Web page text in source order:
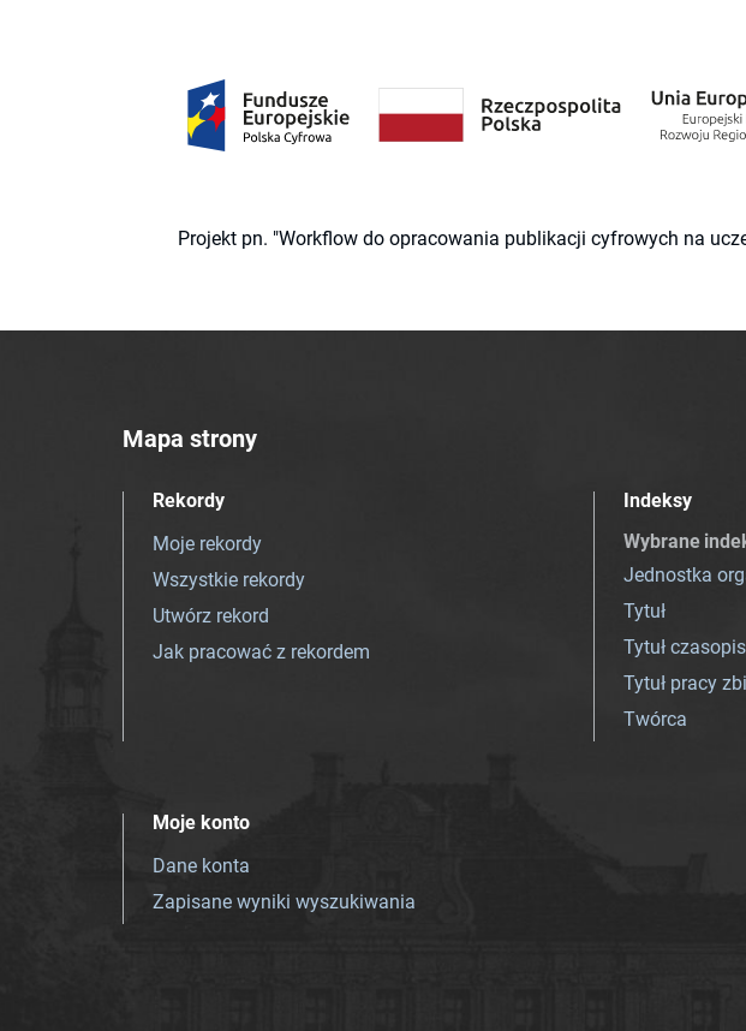
Projekt pn. "Workflow do opracowania publikacji cyfrowych na
Mapa strony
Rekordy
Moje rekordy
Wszystkie rekordy
Utwórz rekord
Jak pracować z rekordem
Indeksy
Wybrane
Jednostka
Tytuł
Tytuł
Tytuł pracy
Twórca
Moje konto
Dane konta
Zapisane wyniki wyszukiwania